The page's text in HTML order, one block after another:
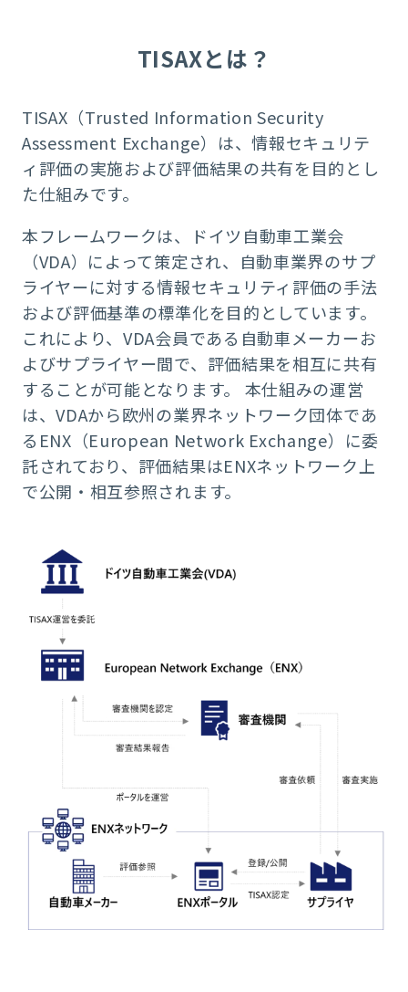
TISAXとは？
TISAX（Trusted Information Security
Assessment Exchange）は、情報セキュリテ
ィ評価の実施および評価結果の共有を目的とし
た仕組みです。
本フレームワークは、ドイツ自動車工業会
（VDA）によって策定され、自動車業界のサプ
ライヤーに対する情報セキュリティ評価の手法
および評価基準の標準化を目的としています。
これにより、VDA会員である自動車メーカーお
よびサプライヤー間で、評価結果を相互に共有
することが可能となります。 本仕組みの運営
は、VDAから欧州の業界ネットワーク団体であ
るENX（European Network Exchange）に委
託されており、評価結果はENXネットワーク上
で公開・相互参照されます。